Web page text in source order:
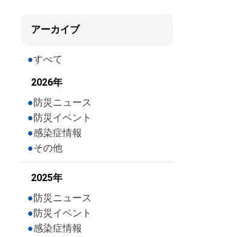
アーカイブ
すべて
2026年
防災ニュース
防災イベント
感染症情報
その他
2025年
防災ニュース
防災イベント
感染症情報